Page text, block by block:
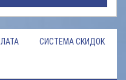
СИСТЕМА СКИДОК